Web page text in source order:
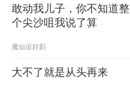
敢动我儿子，你不知道整
个尖沙咀我说了算
魔仙追好剧
大不了就是从头再来